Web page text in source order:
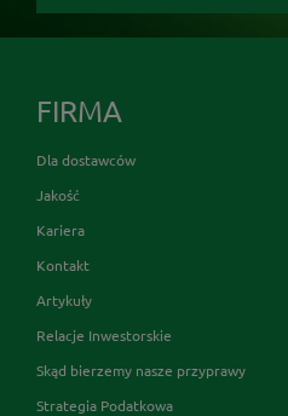
FIRMA
Dla dostawców
Jakość
Kariera
Kontakt
Artykuły
Relacje Inwestorskie
Skąd bierzemy nasze przyprawy
Strategia Podatkowa